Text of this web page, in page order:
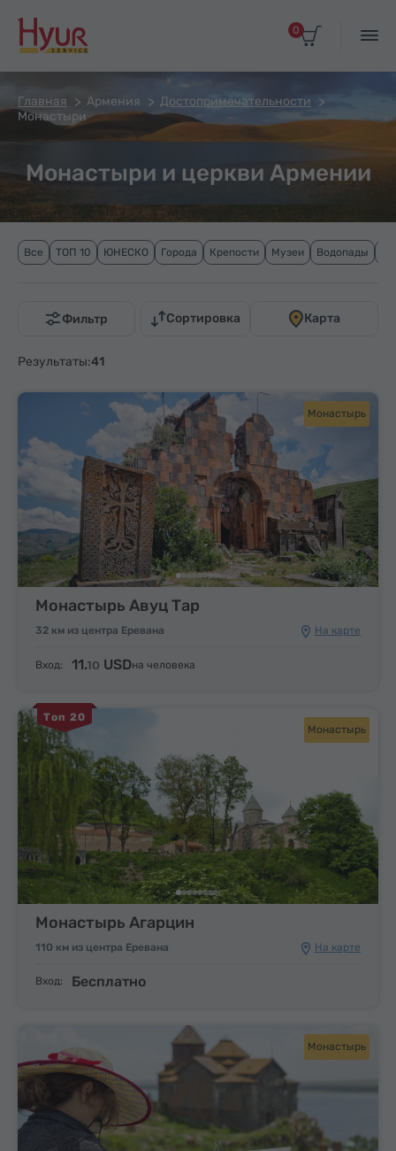
0
Главная Армения
Достопримечательности
Монастыри
Монастыри и церкви Армении
Все ТОП 10 ЮНЕСКО Города Крепости Музеи Водопады
Результаты:41
Фильтр Сортировка Карта
Монастырь
На карте
32 км из центра Еревана
Монастырь Авуц Тар
Вход: 11.10 USDна человека
Топ 20
Монастырь
На карте
110 км из центра Еревана
Монастырь Агарцин
Вход: Бесплатно
Монастырь